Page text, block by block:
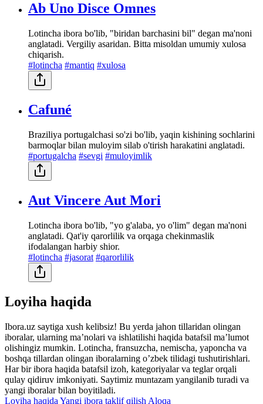
Ab Uno Disce Omnes
Lotincha ibora bo'lib, "biridan barchasini bil" degan ma'noni
anglatadi. Vergiliy asaridan. Bitta misoldan umumiy xulosa
chiqarish.
#lotincha #mantiq #xulosa
Cafuné
Braziliya portugalchasi so'zi bo'lib, yaqin kishining sochlarini
barmoqlar bilan muloyim silab o'tirish harakatini anglatadi.
#portugalcha #sevgi #muloyimlik
Aut Vincere Aut Mori
Lotincha ibora bo'lib, "yo g'alaba, yo o'lim" degan ma'noni
anglatadi. Qat'iy qarorlilik va orqaga chekinmaslik
ifodalangan harbiy shior.
#lotincha #jasorat #qarorlilik
Loyiha haqida
Ibora.uz saytiga xush kelibsiz! Bu yerda jahon tillaridan olingan
iboralar, ularning maʼnolari va ishlatilishi haqida batafsil maʼlumot
olishingiz mumkin. Lotincha, fransuzcha, nemischa, yaponcha va
boshqa tillardan olingan iboralarning oʼzbek tilidagi tushutirishlari.
Har bir ibora haqida batafsil izoh, kategoriyalar va teglar orqali
qulay qidiruv imkoniyati. Saytimiz muntazam yangilanib turadi va
yangi iboralar bilan boyitiladi.
Loyiha haqida Yangi ibora taklif qilish Aloqa